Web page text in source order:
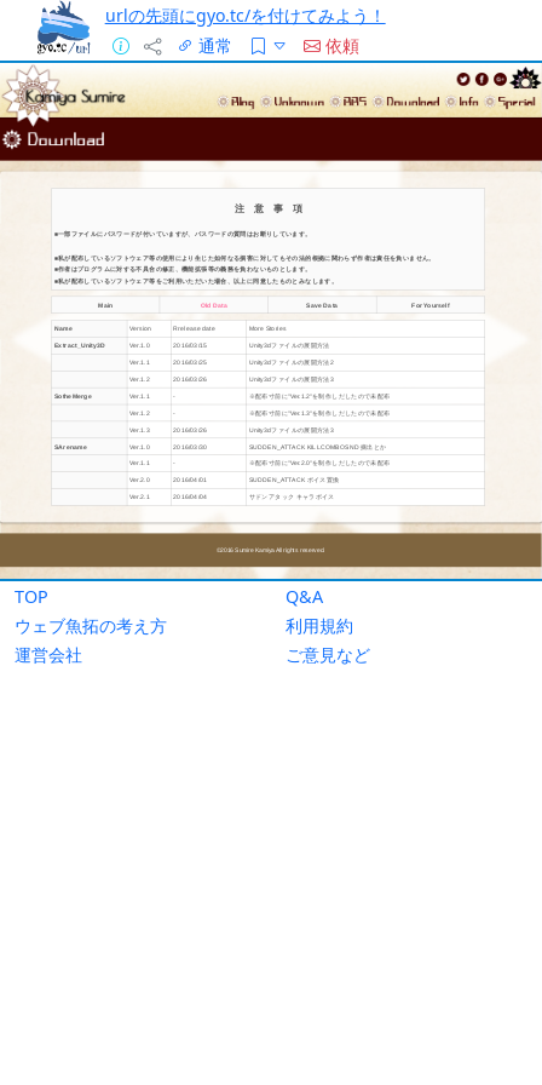
urlの先頭にgyo.tc/を付けてみよう！
通常
依頼
TOP
Q&A
ウェブ魚拓の考え方
利用規約
運営会社
ご意見など